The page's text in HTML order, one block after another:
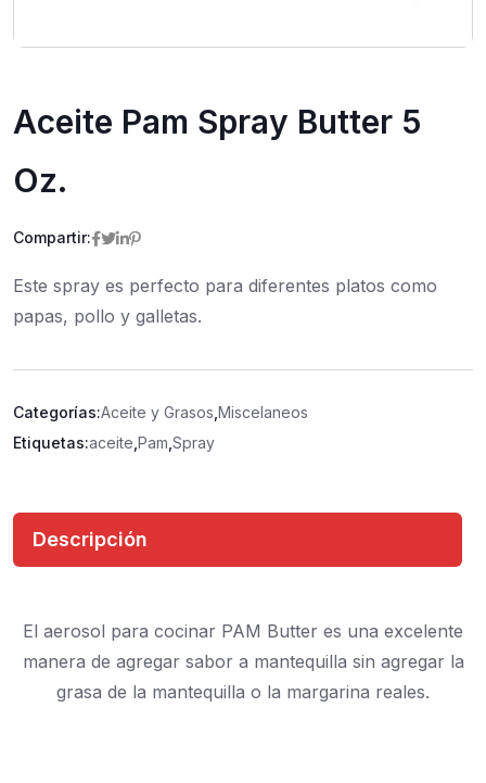
Aceite Pam Spray Butter 5
Oz.
Compartir:
Este spray es perfecto para diferentes platos como
papas, pollo y galletas.
Categorías:Aceite y Grasos Miscelaneos
Etiquetas:aceite Pam Spray
Descripción
El aerosol para cocinar PAM Butter es una excelente
manera de agregar sabor a mantequilla sin agregar la
grasa de la mantequilla o la margarina reales.